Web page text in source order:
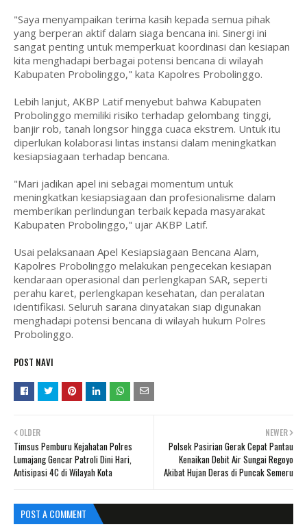
"Saya menyampaikan terima kasih kepada semua pihak
yang berperan aktif dalam siaga bencana ini. Sinergi ini
sangat penting untuk memperkuat koordinasi dan kesiapan
kita menghadapi berbagai potensi bencana di wilayah
Kabupaten Probolinggo," kata Kapolres Probolinggo.
Lebih lanjut, AKBP Latif menyebut bahwa Kabupaten
Probolinggo memiliki risiko terhadap gelombang tinggi,
banjir rob, tanah longsor hingga cuaca ekstrem. Untuk itu
diperlukan kolaborasi lintas instansi dalam meningkatkan
kesiapsiagaan terhadap bencana.
"Mari jadikan apel ini sebagai momentum untuk
meningkatkan kesiapsiagaan dan profesionalisme dalam
memberikan perlindungan terbaik kepada masyarakat
Kabupaten Probolinggo," ujar AKBP Latif.
Usai pelaksanaan Apel Kesiapsiagaan Bencana Alam,
Kapolres Probolinggo melakukan pengecekan kesiapan
kendaraan operasional dan perlengkapan SAR, seperti
perahu karet, perlengkapan kesehatan, dan peralatan
identifikasi. Seluruh sarana dinyatakan siap digunakan
menghadapi potensi bencana di wilayah hukum Polres
Probolinggo.
POST NAVI
NEWER
Polsek Pasirian Gerak Cepat Pantau
Kenaikan Debit Air Sungai Regoyo
Akibat Hujan Deras di Puncak Semeru
OLDER
Timsus Pemburu Kejahatan Polres
Lumajang Gencar Patroli Dini Hari,
Antisipasi 4C di Wilayah Kota
POST A COMMENT